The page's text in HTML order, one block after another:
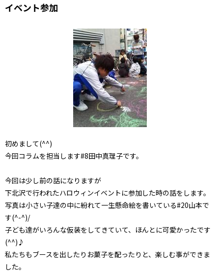
イベント参加
初めまして(^^)
今回コラムを担当します#8田中真理子です。
今回は少し前の話になりますが
下北沢で行われたハロウィンイベントに参加した時の話をします。
写真は小さい子達の中に紛れて一生懸命絵を書いている#20山本で
す(^-^)/
子ども達がいろんな仮装をしてきていて、ほんとに可愛かったです
(^^)♪
私たちもブースを出したりお菓子を配ったりと、楽しむ事ができま
した。